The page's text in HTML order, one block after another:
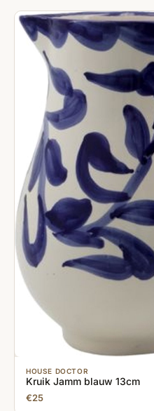
HOUSE DOCTOR
Kruik Jamm blauw 13cm
€25